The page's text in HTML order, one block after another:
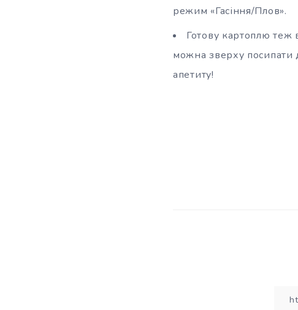
режим «Гасіння/Плов».
Готову картоплю
можна зверху посипати
апетиту!